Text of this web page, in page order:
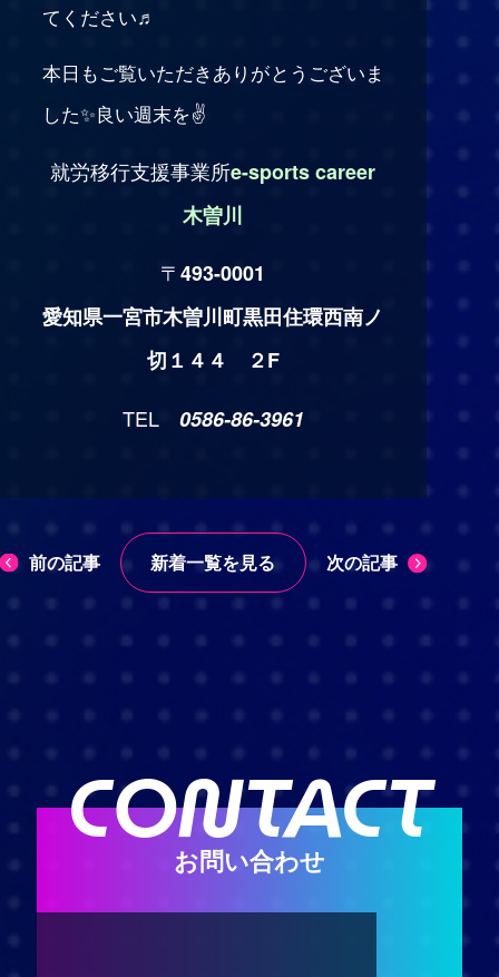
てください♬
本日もご覧いただきありがとうございま
した✨良い週末を✌️
就労移行支援事業所e-sports career
木曽川
〒493-0001
愛知県一宮市木曽川町黒田住環西南ノ
切１４４ ２F
TEL 0586-86-3961
前の記事 新着一覧を見る 次の記事
CONTACT
お問い合わせ